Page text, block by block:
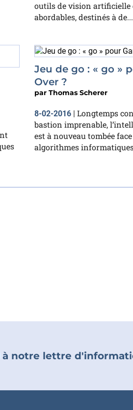
outils de vision artificielle
abordables, destinés à de...
Jeu de go : « go »
Over ?
par Thomas Scherer
8-02-2016 | Longtemps
bastion imprenable,
est à nouveau tombée
algorithmes
notre lettre